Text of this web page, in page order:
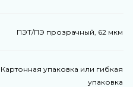
ПЭТ/ПЭ прозрачный, 62 мкм
Картонная упаковка или гибкая
упаковка